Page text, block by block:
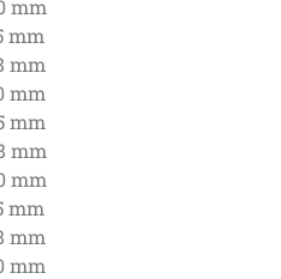
mm
mm
mm
mm
mm
mm
mm
mm
mm
mm